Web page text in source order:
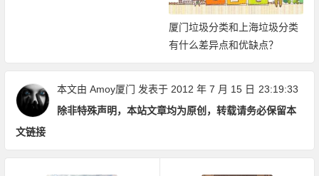
厦门垃圾分类和上海垃圾分类
有什么差异点和优缺点？
本文由 Amoy厦门 发表于 2012 年 7 月 15 日 23:19:33
除非特殊声明，本站文章均为原创，转载请务必保留本
文链接